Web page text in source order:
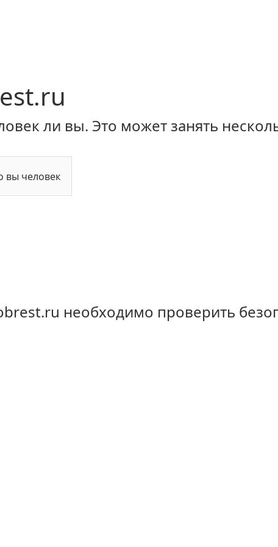
ли вы. Это может занять
вы человек
необходимо проверить